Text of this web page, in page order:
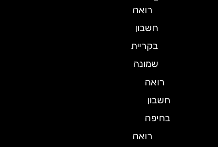
רואה
חשבון
בקריית
שמונה
רואה
חשבון
בחיפה
רואה